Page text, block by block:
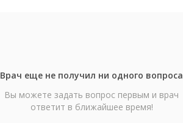
Врач еще не получил ни одного вопроса
Вы можете задать вопрос первым и врач
ответит в ближайшее время!